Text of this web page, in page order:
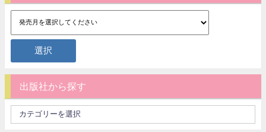
出版社から探す